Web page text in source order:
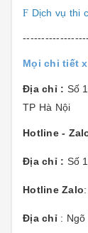
F Dịch vụ thi
Mọi chi tiết
Địa chỉ : Số
TP Hà Nội
Hotline -
Địa chỉ : Số
Hotline Zalo:
Địa chỉ :